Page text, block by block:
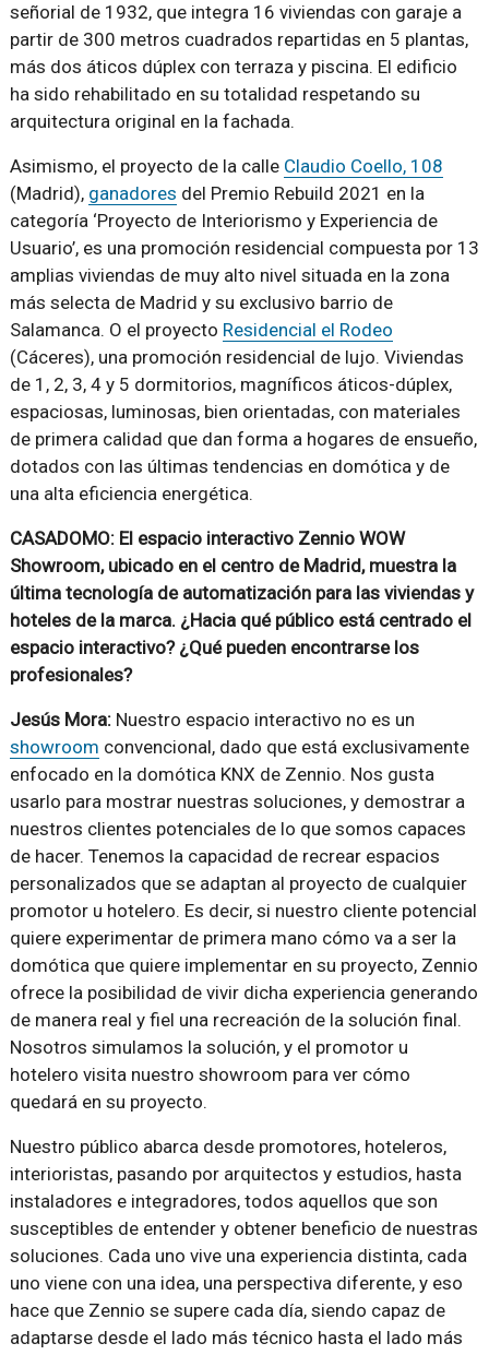
señorial de 1932, que integra 16 viviendas con garaje a
partir de 300 metros cuadrados repartidas en 5 plantas,
más dos áticos dúplex con terraza y piscina. El edificio
ha sido rehabilitado en su totalidad respetando su
arquitectura original en la fachada.
Asimismo, el proyecto de la calle Claudio Coello, 108
(Madrid), ganadores del Premio Rebuild 2021 en la
categoría ‘Proyecto de Interiorismo y Experiencia de
Usuario’, es una promoción residencial compuesta por 13
amplias viviendas de muy alto nivel situada en la zona
más selecta de Madrid y su exclusivo barrio de
Salamanca. O el proyecto Residencial el Rodeo
(Cáceres), una promoción residencial de lujo. Viviendas
de 1, 2, 3, 4 y 5 dormitorios, magníficos áticos-dúplex,
espaciosas, luminosas, bien orientadas, con materiales
de primera calidad que dan forma a hogares de ensueño,
dotados con las últimas tendencias en domótica y de
una alta eficiencia energética.
CASADOMO: El espacio interactivo Zennio WOW
Showroom, ubicado en el centro de Madrid, muestra la
última tecnología de automatización para las viviendas y
hoteles de la marca. ¿Hacia qué público está centrado el
espacio interactivo? ¿Qué pueden encontrarse los
profesionales?
Jesús Mora:Nuestro espacio interactivo no es un
showroom convencional, dado que está exclusivamente
enfocado en la domótica KNX de Zennio. Nos gusta
usarlo para mostrar nuestras soluciones, y demostrar a
nuestros clientes potenciales de lo que somos capaces
de hacer. Tenemos la capacidad de recrear espacios
personalizados que se adaptan al proyecto de cualquier
promotor u hotelero. Es decir, si nuestro cliente potencial
quiere experimentar de primera mano cómo va a ser la
domótica que quiere implementar en su proyecto, Zennio
ofrece la posibilidad de vivir dicha experiencia generando
de manera real y fiel una recreación de la solución final.
Nosotros simulamos la solución, y el promotor u
hotelero visita nuestro showroom para ver cómo
quedará en su proyecto.
Nuestro público abarca desde promotores, hoteleros,
interioristas, pasando por arquitectos y estudios, hasta
instaladores e integradores, todos aquellos que son
susceptibles de entender y obtener beneficio de nuestras
soluciones. Cada uno vive una experiencia distinta, cada
uno viene con una idea, una perspectiva diferente, y eso
hace que Zennio se supere cada día, siendo capaz de
adaptarse desde el lado más técnico hasta el lado más